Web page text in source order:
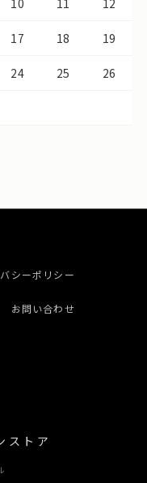
10 11 12
17 18 19
24 25 26
シーポリシー
お問い合わせ
ストア